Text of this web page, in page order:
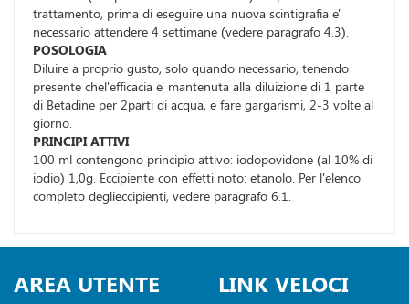
trattamento, prima di eseguire una nuova scintigrafia e'
necessario attendere 4 settimane (vedere paragrafo 4.3).
POSOLOGIA
Diluire a proprio gusto, solo quando necessario, tenendo
presente chel'efficacia e' mantenuta alla diluizione di 1 parte
di Betadine per 2parti di acqua, e fare gargarismi, 2-3 volte al
giorno.
PRINCIPI ATTIVI
100 ml contengono principio attivo: iodopovidone (al 10% di
iodio) 1,0g. Eccipiente con effetti noto: etanolo. Per l'elenco
completo deglieccipienti, vedere paragrafo 6.1.
AREA UTENTE LINK VELOCI